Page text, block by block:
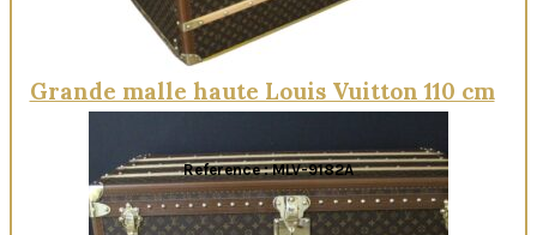
Grande malle haute Louis Vuitton 110 cm
Reference : MLV-9182A